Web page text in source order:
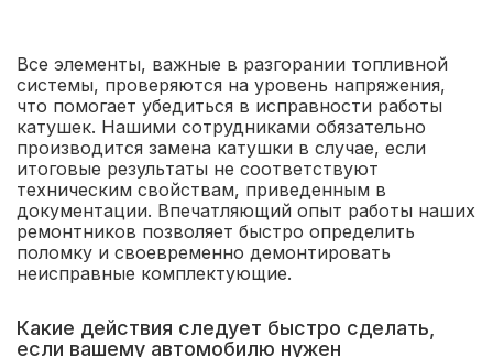
Все элементы, важные в разгорании топливной
системы, проверяются на уровень напряжения,
что помогает убедиться в исправности работы
катушек. Нашими сотрудниками обязательно
производится замена катушки в случае, если
итоговые результаты не соответствуют
техническим свойствам, приведенным в
документации. Впечатляющий опыт работы наших
ремонтников позволяет быстро определить
поломку и своевременно демонтировать
неисправные комплектующие.
Какие действия следует быстро сделать,
если вашему автомобилю нужен